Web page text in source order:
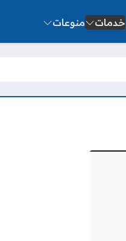
خدمات منوعات